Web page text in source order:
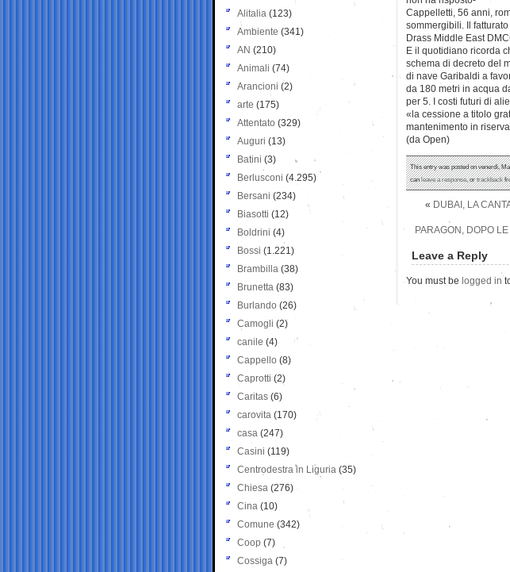
Cappelletti, 56 anni,
sommergibili. Il
Drass Middle East
E il quotidiano ricorda
schema di decreto del
di nave Garibaldi a
da 180 metri in acqua
per 5. I costi futuri di
«la cessione a titolo
mantenimento in
(da Open)
This entry was posted on venerdì,
canleave a response, ortrackback
« DUBAI, LA
PARAGON, DOPO
Leave a Reply
You must be logged in
Alitalia (123)
Ambiente (341)
AN (210)
Animali (74)
Arancioni (2)
arte (175)
Attentato (329)
Auguri (13)
Batini (3)
Berlusconi (4.295)
Bersani (234)
Biasotti (12)
Boldrini (4)
Bossi (1.221)
Brambilla (38)
Brunetta (83)
Burlando (26)
Camogli (2)
canile (4)
Cappello (8)
Caprotti (2)
Caritas (6)
carovita (170)
casa (247)
Casini (119)
Centrodestra in Liguria (35)
Chiesa (276)
Cina (10)
Comune (342)
Coop (7)
Cossiga (7)